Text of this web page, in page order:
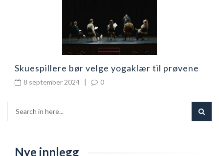
Skuespillere bør velge yogaklær til prøvene
8 september 2024 | 0
Nye innlegg